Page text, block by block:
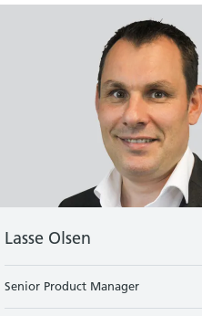
Lasse Olsen
Senior Product Manager